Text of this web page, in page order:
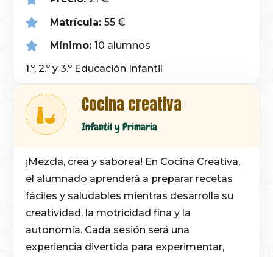
Matrícula: 55 €
Mínimo: 10 alumnos
1.º, 2.º y 3.º Educación Infantil
Cocina creativa
Infantil y Primaria
¡Mezcla, crea y saborea! En Cocina Creativa,
el alumnado aprenderá a preparar recetas
fáciles y saludables mientras desarrolla su
creatividad, la motricidad fina y la
autonomía. Cada sesión será una
experiencia divertida para experimentar,